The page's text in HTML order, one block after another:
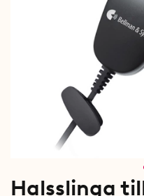
Halsslinga